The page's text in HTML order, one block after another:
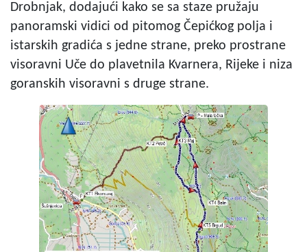
Drobnjak, dodajući kako se sa staze pružaju
panoramski vidici od pitomog Čepićkog polja i
istarskih gradića s jedne strane, preko prostrane
visoravni Uče do plavetnila Kvarnera, Rijeke i niza
goranskih visoravni s druge strane.